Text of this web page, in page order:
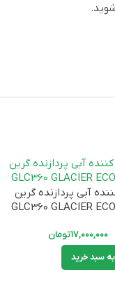
AMD TR4, AM5,
آواژنگ، ماتریس و
شوید.
آبی پردازنده گرین
GLC360 GLACIER
۱۷,۰۰۰,۰۰۰تومان
سبد خرید